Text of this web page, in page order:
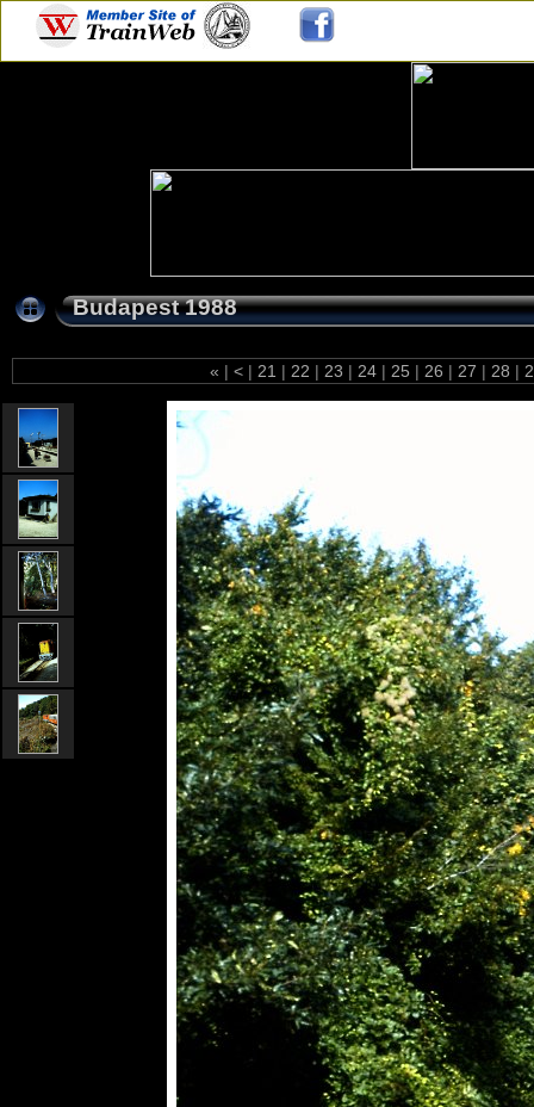
Budapest 1988
« | < | 21 | 22 | 23 | 24 | 25 | 26 | 27 | 28 |